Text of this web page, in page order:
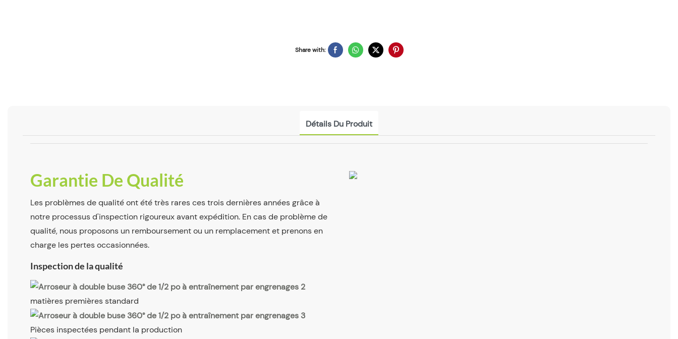
Share with:
Détails Du Produit
Garantie De Qualité
Les problèmes de qualité ont été très rares ces trois dernières années grâce à
notre processus d'inspection rigoureux avant expédition. En cas de problème de
qualité, nous proposons un remboursement ou un remplacement et prenons en
charge les pertes occasionnées.
Inspection de la qualité
matières premières standard
Pièces inspectées pendant la production